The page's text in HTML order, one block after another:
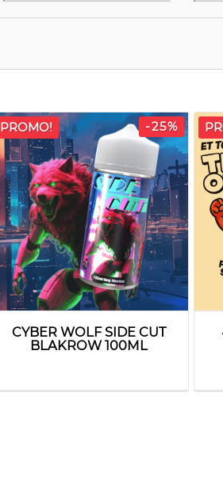
PROMO! -25%
CYBER WOLF SIDE CUT
BLAKROW 100ML